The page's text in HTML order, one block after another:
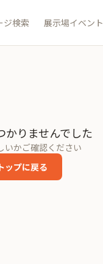
ジ検索 展示場イベント
かりませんでした
いかご確認ください
ップに戻る